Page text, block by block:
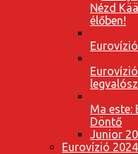
Nézd
élőben!
Ma este:
Döntő
Junior
Eurovízió 2024